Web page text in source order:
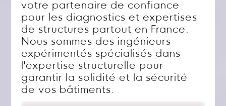
votre partenaire de confiance
pour les diagnostics et expertises
de structures partout en France.
Nous sommes des ingénieurs
expérimentés spécialisés dans
l'expertise structurelle pour
garantir la solidité et la sécurité
de vos bâtiments.